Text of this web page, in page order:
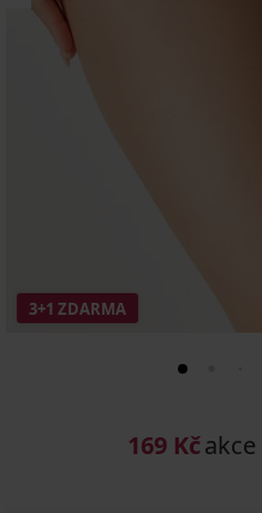
3+1 ZDARMA
169 Kčakce